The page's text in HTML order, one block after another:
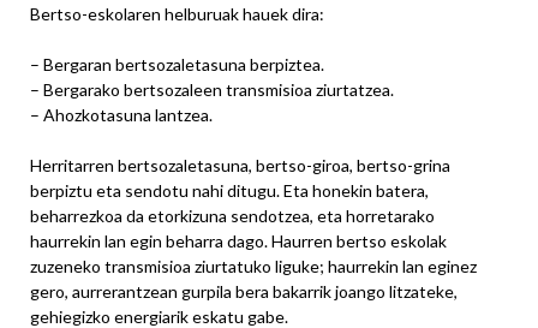
Bertso-eskolaren helburuak hauek dira:
– Bergaran bertsozaletasuna berpiztea.
– Bergarako bertsozaleen transmisioa ziurtatzea.
– Ahozkotasuna lantzea.
Herritarren bertsozaletasuna, bertso-giroa, bertso-grina
berpiztu eta sendotu nahi ditugu. Eta honekin batera,
beharrezkoa da etorkizuna sendotzea, eta horretarako
haurrekin lan egin beharra dago. Haurren bertso eskolak
zuzeneko transmisioa ziurtatuko liguke; haurrekin lan eginez
gero, aurrerantzean gurpila bera bakarrik joango litzateke,
gehiegizko energiarik eskatu gabe.